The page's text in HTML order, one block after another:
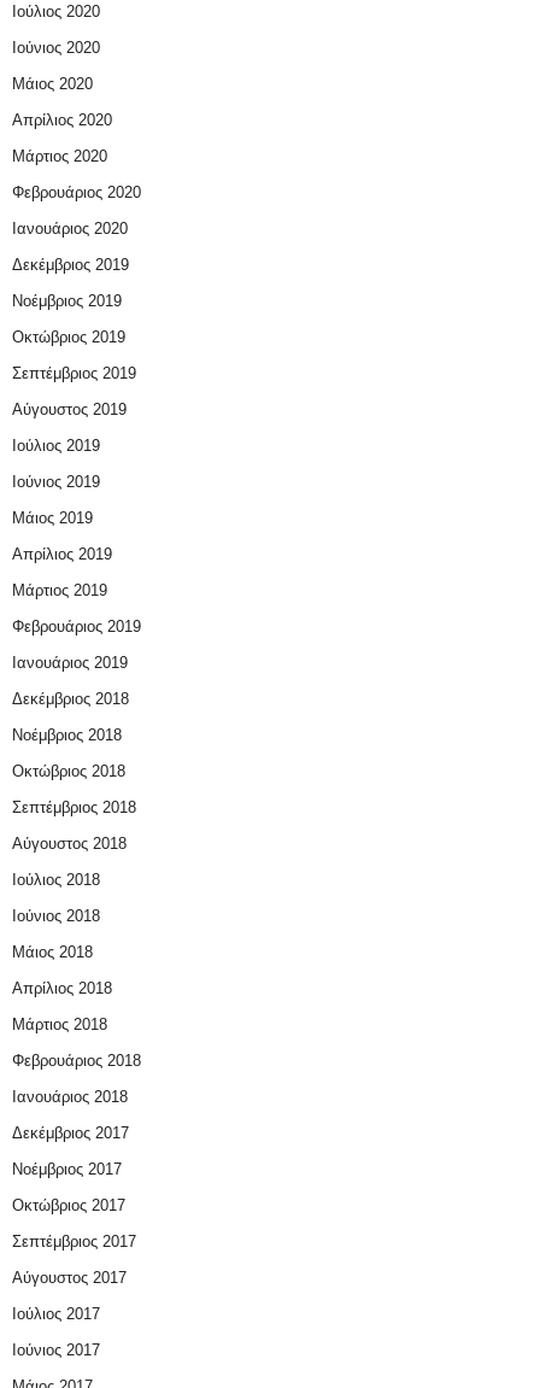
Ιούλιος 2020
Ιούνιος 2020
Μάιος 2020
Απρίλιος 2020
Μάρτιος 2020
Φεβρουάριος 2020
Ιανουάριος 2020
Δεκέμβριος 2019
Νοέμβριος 2019
Οκτώβριος 2019
Σεπτέμβριος 2019
Αύγουστος 2019
Ιούλιος 2019
Ιούνιος 2019
Μάιος 2019
Απρίλιος 2019
Μάρτιος 2019
Φεβρουάριος 2019
Ιανουάριος 2019
Δεκέμβριος 2018
Νοέμβριος 2018
Οκτώβριος 2018
Σεπτέμβριος 2018
Αύγουστος 2018
Ιούλιος 2018
Ιούνιος 2018
Μάιος 2018
Απρίλιος 2018
Μάρτιος 2018
Φεβρουάριος 2018
Ιανουάριος 2018
Δεκέμβριος 2017
Νοέμβριος 2017
Οκτώβριος 2017
Σεπτέμβριος 2017
Αύγουστος 2017
Ιούλιος 2017
Ιούνιος 2017